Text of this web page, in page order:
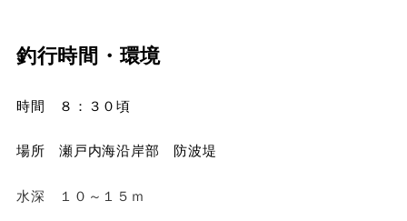
釣行時間・環境
時間 ８：３０頃
場所 瀬戸内海沿岸部 防波堤
水深 １０～１５ｍ